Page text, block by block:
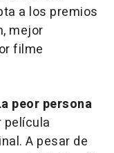
a los premios
mejor
filme
peor persona
película
A pesar de